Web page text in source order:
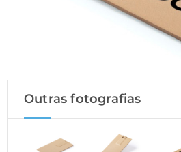
Outras fotografias